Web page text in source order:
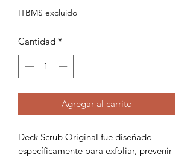
ITBMS excluido
Cantidad *
Agregar al carrito
Deck Scrub Original fue diseñado
específicamente para exfoliar, prevenir